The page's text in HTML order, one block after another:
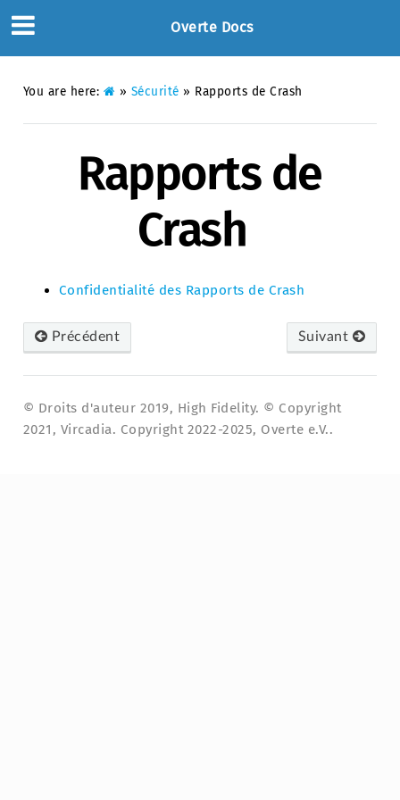
Overte Docs
You are here: » Sécurité » Rapports de Crash
Rapports de
Crash
Confidentialité des Rapports de Crash
Précédent Suivant
© Droits d'auteur 2019, High Fidelity. © Copyright
2021, Vircadia. Copyright 2022-2025, Overte e.V..